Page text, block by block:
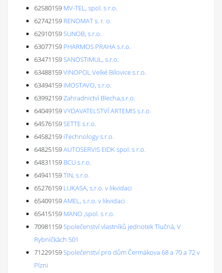
62580159 MV-TEL, spol. s r.o.
62742159 RENOMAT s. r. o.
62910159SUNOB, s.r.o.
63077159 PHARMOS PRAHA s.r.o.
63471159SANOSTIMUL, s.r.o.
63488159VINOPOL Velké Bílovice s.r.o.
63494159 IMOSTAVO, s.r.o.
63992159Zahradnictví Blecha,s.r.o.
64049159VYDAVATELSTVÍ ARTEMIS s.r.o.
64576159SETTE s.r.o.
64582159 iTechnology s.r.o.
64825159AUTOSERVIS EIDK spol. s r.o.
64831159 BCU s.r.o.
64941159TIN, s.r.o.
65276159 LUKASA, s.r.o. v likvidaci
65409159AMEL, s.r.o. v likvidaci
65415159 MANO ,spol. s r.o.
70981159Společenství vlastníků jednotek Tlučná, V
Rybníčkách 501
71229159Společenství pro dům Čermákova 68 a 70 a 72 v
Plzni